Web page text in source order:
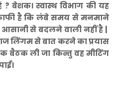
? बेशक। स्वास्थ विभाग की यह
है कि लंबे समय से मनमाने
से बदलने वाली नहीं है |
लिंगम से बात करने का प्रयास
बैठक ली जा किन्तु वह मीटिंग